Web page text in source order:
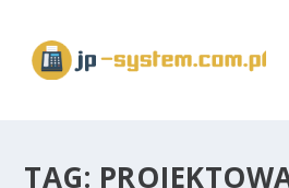
TAG: